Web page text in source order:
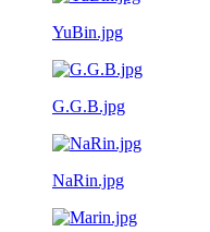
YuBin.jpg
G.G.B.jpg
NaRin.jpg